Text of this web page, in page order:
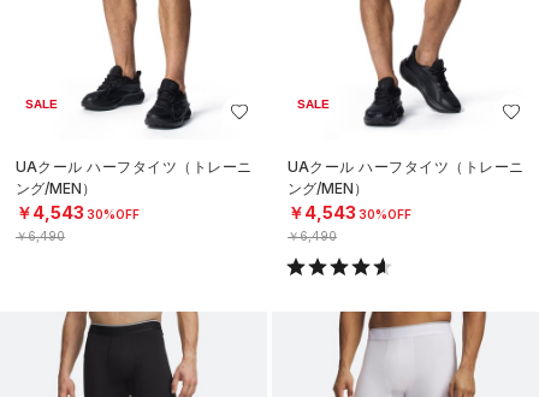
SALE
UAクール ハーフタイツ（トレーニ
ング/MEN）
￥4,543 30%OFF
￥6,490
SALE
UAクール ハーフタイツ（トレーニ
ング/MEN）
￥4,543 30%OFF
￥6,490